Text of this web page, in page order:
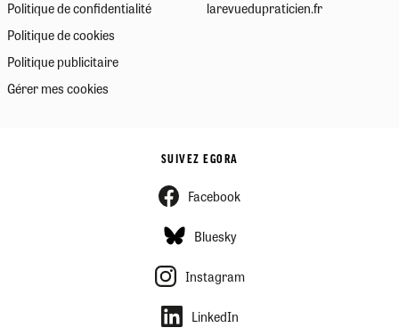
Politique de confidentialité
Politique de cookies
Politique publicitaire
Gérer mes cookies
larevuedupraticien.fr
SUIVEZ EGORA
Facebook
Bluesky
Instagram
LinkedIn